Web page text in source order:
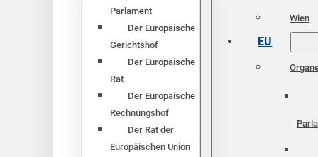
Parlament
Der Europäische
Gerichtshof
Der Europäische
Rat
Der Europäische
Rechnungshof
Der Rat der
Europäischen Union
Wien
EU